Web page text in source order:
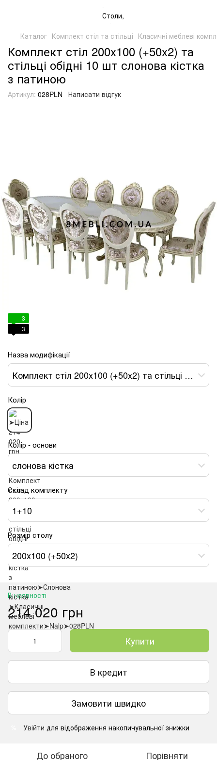
Каталог Комплект стіл та стільці Класичні меблеві
Комплект стіл 200x100 (+50x2) та
стільці обідні 10 шт слонова кістка
з патиною
Артикул: 028PLN Написати відгук
3
3
Назва модифікації
Комплект стіл 200x100 (+50x2) та стільці обідні 10 шт слонова кістка з патиною
Колір
Колір - основи
слонова кістка
Склад комплекту
1+10
Розмір столу
200x100 (+50x2)
В наявності
214 020 грн
Купити
В кредит
Замовити швидко
Увійти для відображення накопичувальної знижки
До обраного Порівняти